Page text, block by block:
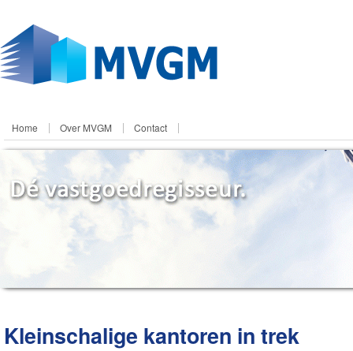
Kleinschalige kantoren in trek
Home Over MVGM Contact